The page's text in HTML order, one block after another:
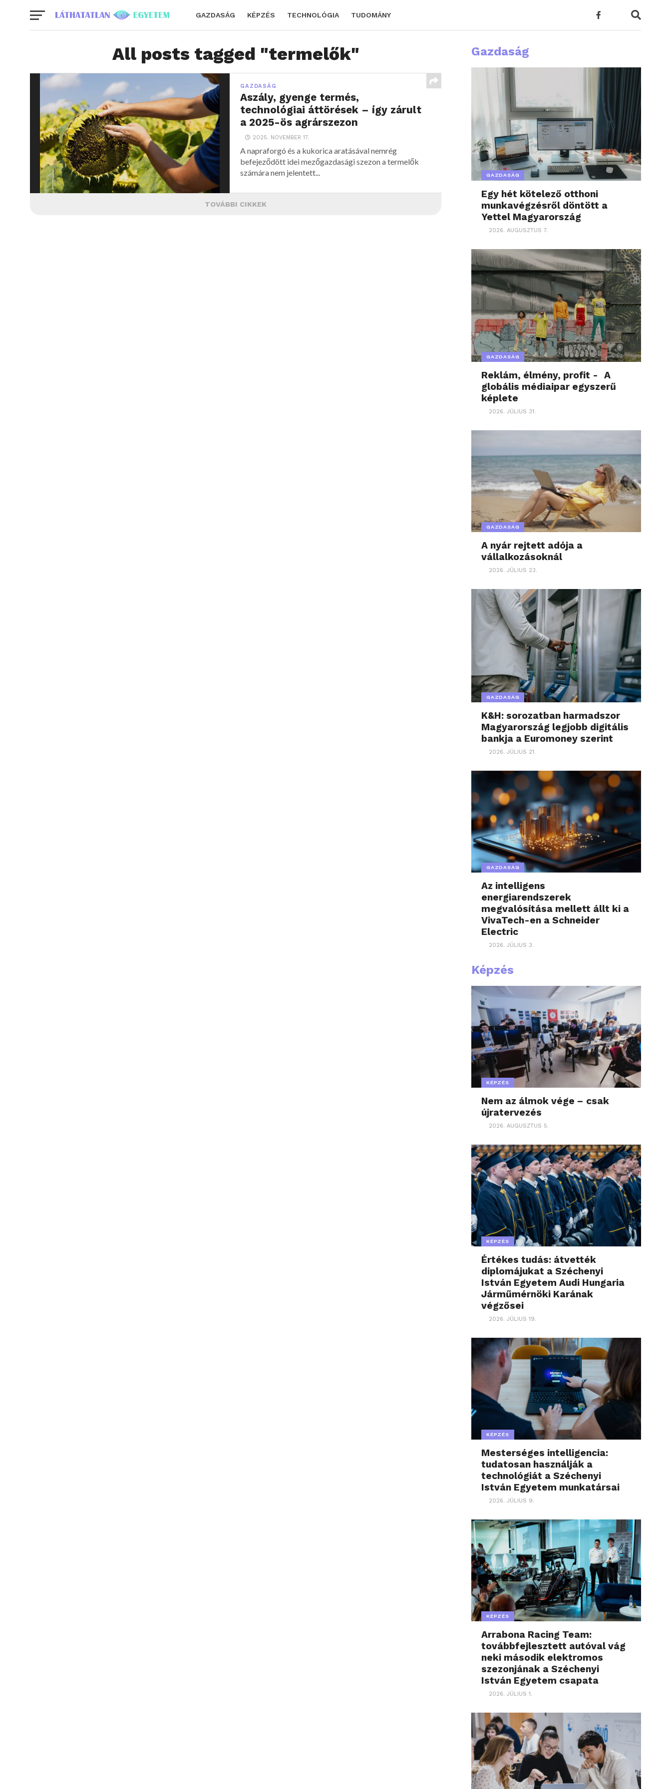
GAZDASÁG KÉPZÉS TECHNOLÓGIA TUDOMÁNY
All posts tagged "termelők"
GAZDASÁG
Aszály, gyenge termés,
technológiai áttörések – így zárult
a 2025-ös agrárszezon
2025. NOVEMBER 17.
A napraforgó és a kukorica aratásával nemrég
befejeződött idei mezőgazdasági szezon a termelők
számára nem jelentett...
TOVÁBBI CIKKEK
Gazdaság
GAZDASÁG
Egy hét kötelező otthoni
munkavégzésről döntött a
Yettel Magyarország
2026. AUGUSZTUS 7.
GAZDASÁG
Reklám, élmény, profit - A
globális médiaipar egyszerű
képlete
2026. JÚLIUS 31.
GAZDASÁG
A nyár rejtett adója a
vállalkozásoknál
2026. JÚLIUS 23.
GAZDASÁG
K&H: sorozatban harmadszor
Magyarország legjobb digitális
bankja a Euromoney szerint
2026. JÚLIUS 21.
GAZDASÁG
Az intelligens
energiarendszerek
megvalósítása mellett állt ki a
VivaTech-en a Schneider
Electric
2026. JÚLIUS 3.
Képzés
KÉPZÉS
Nem az álmok vége – csak
újratervezés
2026. AUGUSZTUS 5.
KÉPZÉS
Értékes tudás: átvették
diplomájukat a Széchenyi
István Egyetem Audi Hungaria
Járműmérnöki Karának
végzősei
2026. JÚLIUS 19.
KÉPZÉS
Mesterséges intelligencia:
tudatosan használják a
technológiát a Széchenyi
István Egyetem munkatársai
2026. JÚLIUS 9.
KÉPZÉS
Arrabona Racing Team:
továbbfejlesztett autóval vág
neki második elektromos
szezonjának a Széchenyi
István Egyetem csapata
2026. JÚLIUS 1.